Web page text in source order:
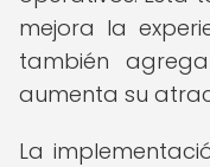
mejora la
también
aumenta su
La